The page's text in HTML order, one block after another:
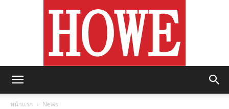
หน้าแรก News